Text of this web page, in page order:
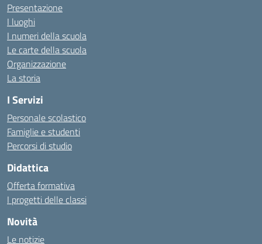
Presentazione
I luoghi
I numeri della scuola
Le carte della scuola
Organizzazione
La storia
I Servizi
Personale scolastico
Famiglie e studenti
Percorsi di studio
Didattica
Offerta formativa
I progetti delle classi
Novità
Le notizie